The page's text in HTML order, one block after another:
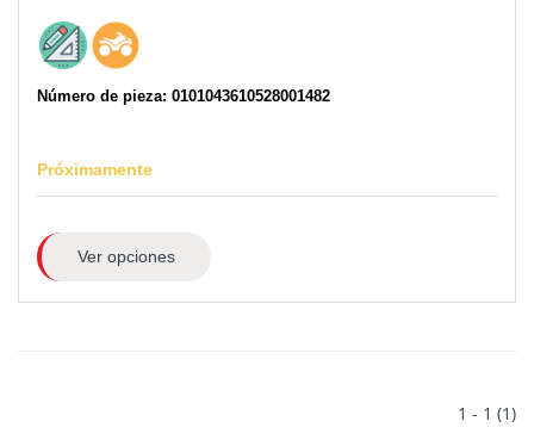
Número de pieza: 0101043610528001482
Próximamente
Ver opciones
1 - 1 (1)